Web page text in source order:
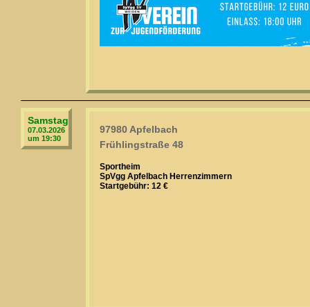
Samstag
07.03.2026
um 19:30
97980 Apfelbach
Frühlingstraße 48
Sportheim
SpVgg Apfelbach Herrenzimmern
Startgebühr: 12 €